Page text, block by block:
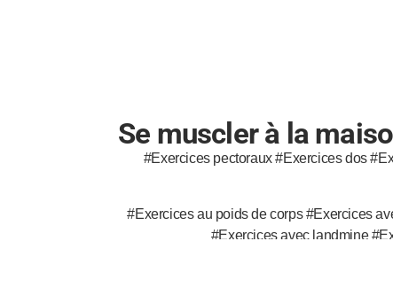
Se muscler à la
#Exercices pectoraux #Exercices dos
#Exercices au poids de corps #Exercices
#Exercices avec landmine